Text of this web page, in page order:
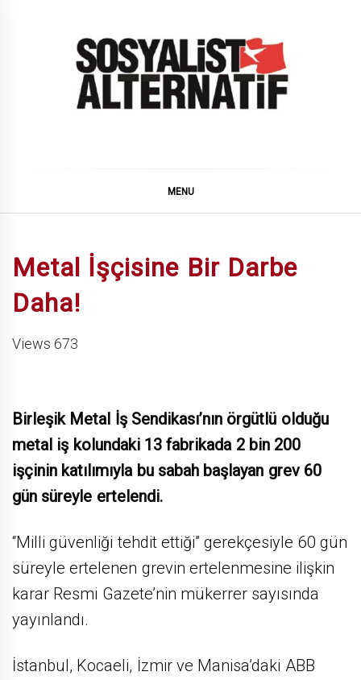
MENU
Metal İşçisine Bir Darbe
Daha!
Views 673
Birleşik Metal İş Sendikası’nın örgütlü olduğu
metal iş kolundaki 13 fabrikada 2 bin 200
işçinin katılımıyla bu sabah başlayan grev 60
gün süreyle ertelendi.
“Milli güvenliği tehdit ettiği” gerekçesiyle 60 gün
süreyle ertelenen grevin ertelenmesine ilişkin
karar Resmi Gazete’nin mükerrer sayısında
yayınlandı.
İstanbul, Kocaeli, İzmir ve Manisa’daki ABB